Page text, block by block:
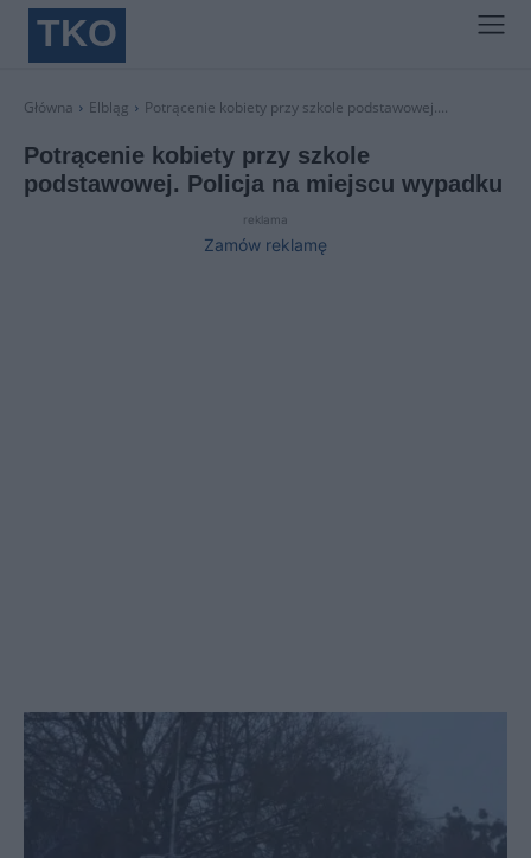
TKO
Główna Elbląg Potrącenie kobiety przy szkole podstawowej....
Potrącenie kobiety przy szkole
podstawowej. Policja na miejscu wypadku
reklama
Zamów reklamę